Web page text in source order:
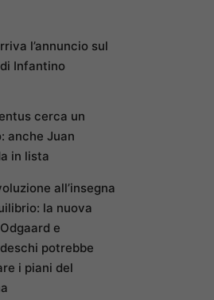
l’annuncio sul
Infantino
cerca un
anche Juan
in lista
all’insegna
la nuova
e
potrebbe
i piani del